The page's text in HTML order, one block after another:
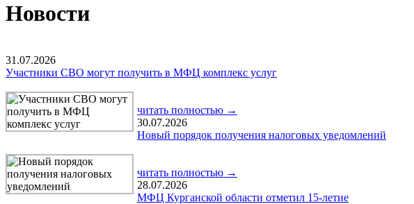
Новости
31.07.2026
Участники СВО могут получить в МФЦ комплекс услуг
читать полностью →
30.07.2026
Новый порядок получения налоговых уведомлений
читать полностью →
28.07.2026
МФЦ Курганской области отметил 15-летие